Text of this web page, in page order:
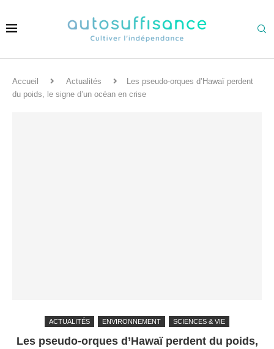
Accueil Actualités
Les pseudo-orques d’Hawaï perdent
du poids, le signe d’un océan en crise
ACTUALITÉS ENVIRONNEMENT SCIENCES & VIE
Les pseudo-orques d’Hawaï perdent du poids,